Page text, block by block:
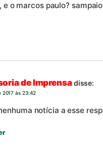
e o marcos paulo?
de Imprensadisse:
2017 às 23:42
notícia a esse